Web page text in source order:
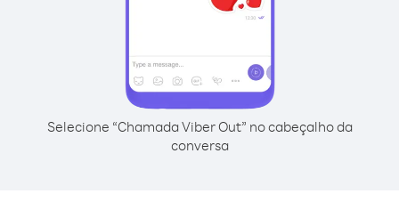
Selecione “Chamada Viber Out” no cabeçalho da
conversa